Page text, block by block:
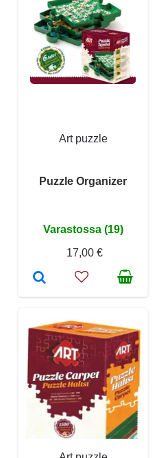
Art puzzle
Puzzle Organizer
Varastossa (19)
17,00 €